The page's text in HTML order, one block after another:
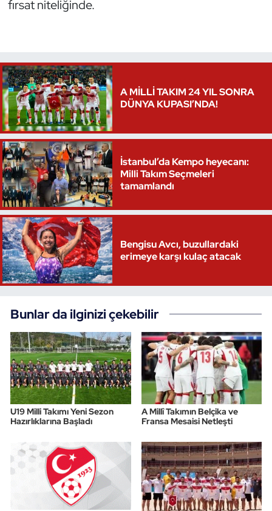
fırsat niteliğinde.
A MİLLİ TAKIM 24 YIL SONRA
DÜNYA KUPASI’NDA!
İstanbul’da Kempo heyecanı:
Milli Takım Seçmeleri
tamamlandı
Bengisu Avcı, buzullardaki
erimeye karşı kulaç atacak
Bunlar da ilginizi çekebilir
U19 Milli Takımı Yeni Sezon
Hazırlıklarına Başladı
A Millî Takımın Belçika ve
Fransa Mesaisi Netleşti
Vücut Geliştirme Fitness
Wushu Kungfu
Yelken
Yüzme